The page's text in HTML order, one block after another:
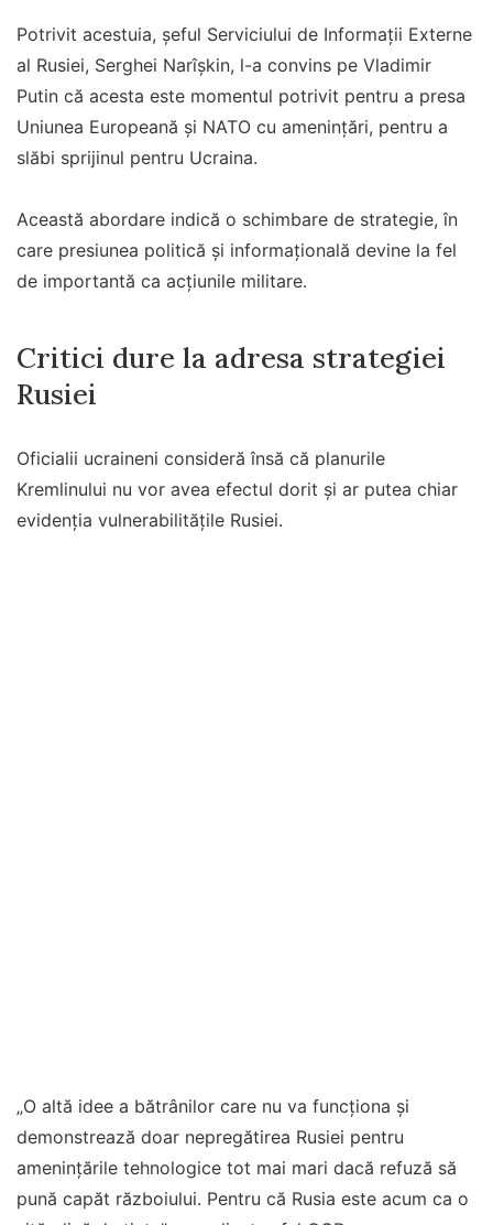
Potrivit acestuia, șeful Serviciului de Informații Externe
al Rusiei, Serghei Narîșkin, l-a convins pe Vladimir
Putin că acesta este momentul potrivit pentru a presa
Uniunea Europeană și NATO cu amenințări, pentru a
slăbi sprijinul pentru Ucraina.
Această abordare indică o schimbare de strategie, în
care presiunea politică și informațională devine la fel
de importantă ca acțiunile militare.
Critici dure la adresa strategiei
Rusiei
Oficialii ucraineni consideră însă că planurile
Kremlinului nu vor avea efectul dorit și ar putea chiar
evidenția vulnerabilitățile Rusiei.
„O altă idee a bătrânilor care nu va funcționa și
demonstrează doar nepregătirea Rusiei pentru
amenințările tehnologice tot mai mari dacă refuză să
pună capăt războiului. Pentru că Rusia este acum ca o